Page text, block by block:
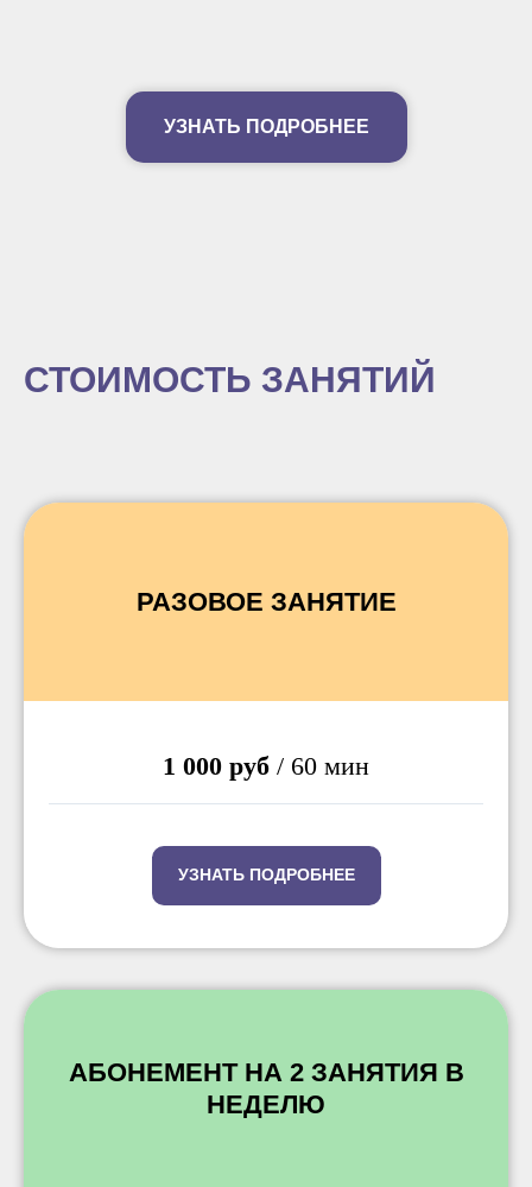
УЗНАТЬ ПОДРОБНЕЕ
СТОИМОСТЬ ЗАНЯТИЙ
РАЗОВОЕ ЗАНЯТИЕ
1 000 руб / 60 мин
УЗНАТЬ ПОДРОБНЕЕ
АБОНЕМЕНТ НА 2 ЗАНЯТИЯ В
НЕДЕЛЮ